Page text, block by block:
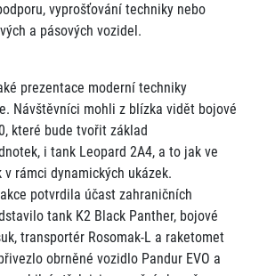
vyprošťování techniky nebo
a pásových vozidel.
prezentace moderní techniky
Návštěvníci mohli z blízka vidět bojové
které bude tvořit základ
i tank Leopard 2A4, a to jak ve
rámci dynamických ukázek.
potvrdila účast zahraničních
tank K2 Black Panther, bojové
transportér Rosomak-L a raketomet
obrněné vozidlo Pandur EVO a